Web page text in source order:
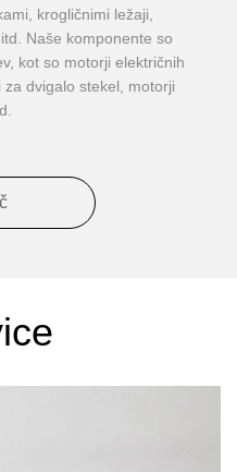
krogličnimi ležaji,
Naše komponente so
kot so motorji električnih
dvigalo stekel, motorji